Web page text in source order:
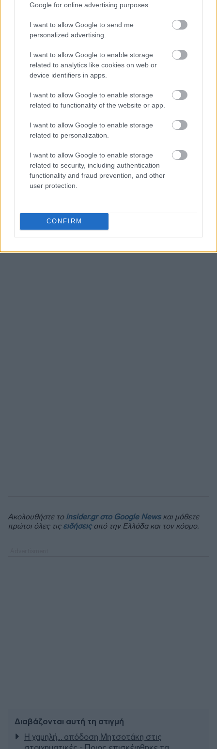
Google for online advertising purposes.
I want to allow Google to send me
personalized advertising.
I want to allow Google to enable storage
related to analytics like cookies on web or
device identifiers in apps.
I want to allow Google to enable storage
related to functionality of the website or app.
I want to allow Google to enable storage
related to personalization.
I want to allow Google to enable storage
related to security, including authentication
functionality and fraud prevention, and other
user protection.
CONFIRM
Γιατί ο Τραμπ έβαλε στο μάτι τη φέτα μας
αλγόριθμοι στα γραφεία, είναι η διασφάλιση
της διατροφής μας. Τοεμφυτευμένο
καλύτερη ασπίδα προστασίας που είχε ποτέ το
ελληνικό Agribusiness απέναντι στις
ελληνοποιήσεις. Ωστόσο, το μόνο σίγουρο είναι
ότι μάλλον απίθανο να δούμε εκατ. βώλους να
πρώτη κιόλας χρονιά εφαρμογής και το αυτό
τόνισαν και οι ομιλούντες στην ενημέρωση της
ΑΑΔΕ με το ΥΠΑΑΤ.
Ακολουθήστε το insider.gr στο Google Newsκαι μάθετε
πρώτοι όλες τις ειδήσειςαπό την Ελλάδα και τον κόσμο.
Διαβάζονται αυτή τη στιγμή
Η χαμηλή… απόδοση Μητσοτάκη στις